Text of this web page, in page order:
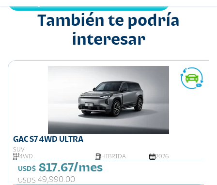
También te podría
interesar
GAC S7 4WD ULTRA
SUV
4WD
HIBRIDA 2026
USD$ 817.67/mes
USD$ 49,990.00